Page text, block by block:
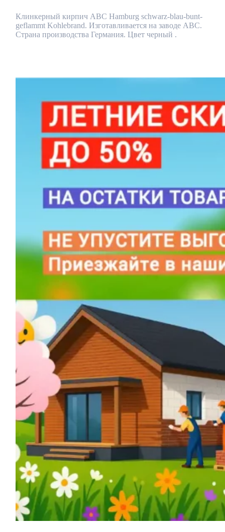
Клинкерный кирпич ABC Hamburg schwarz-blau-bunt-
geflammt Kohlebrand. Изготавливается на заводе ABC.
Страна производства Германия. Цвет черный .